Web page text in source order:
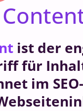
ist der
für
im